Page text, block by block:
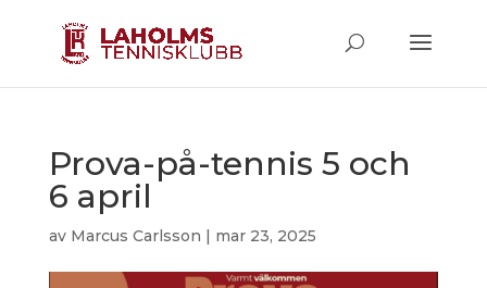
Prova-på-tennis 5 och
6 april
av Marcus Carlsson | mar 23, 2025